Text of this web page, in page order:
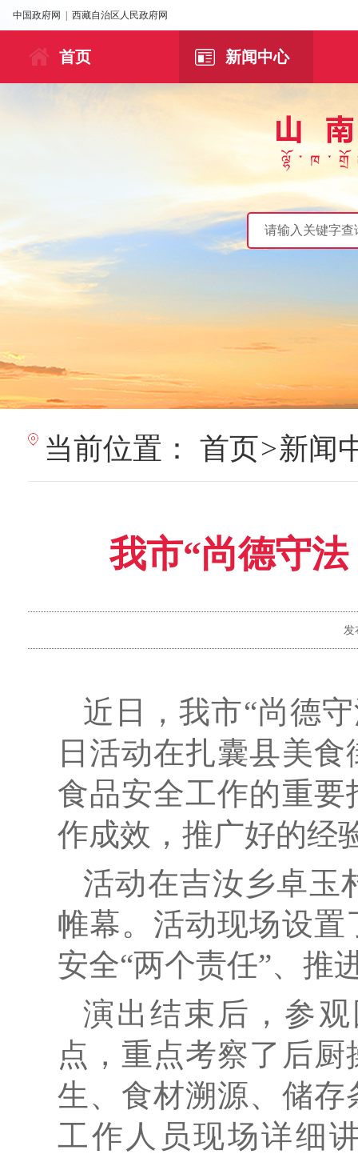
中国政府网 西藏自治区人民政府网
首页 新闻中心
当前位置： 首页>新闻
我市“尚德守
发
近日，我市“尚德
日活动在扎囊县美
食品安全工作的重
作成效，推广好的经
活动在吉汝乡卓玉
帷幕。活动现场设
安全“两个责任”、推
演出结束后，参
点，重点考察了后
生、食材溯源、储
工作人员现场详细